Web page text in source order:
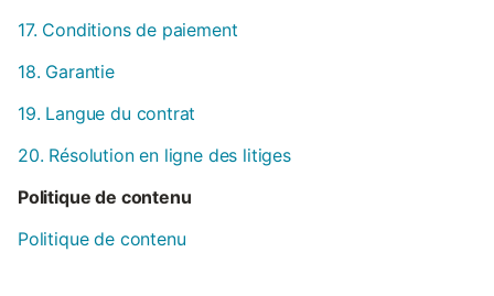
17. Conditions de paiement
18. Garantie
19. Langue du contrat
20. Résolution en ligne des litiges
Politique de contenu
Politique de contenu